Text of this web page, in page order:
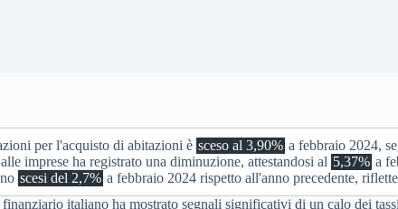
per l'acquisto di abitazioni è sceso al 3,90% a febbraio 2024,
imprese ha registrato una diminuzione, attestandosi al 5,37% a
scesi del 2,7% a febbraio 2024 rispetto all'anno precedente,
italiano ha mostrato segnali significativi di un calo dei